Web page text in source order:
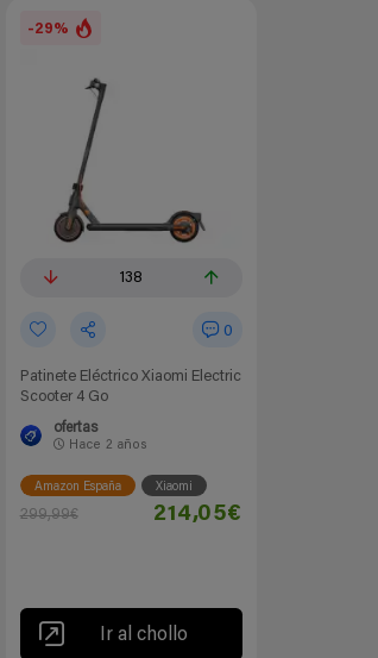
-29%
138
0
Patinete Eléctrico Xiaomi Electric
Scooter 4 Go
ofertas
Hace 2 años
Amazon España Xiaomi
299,99€ 214,05€
Ir al chollo